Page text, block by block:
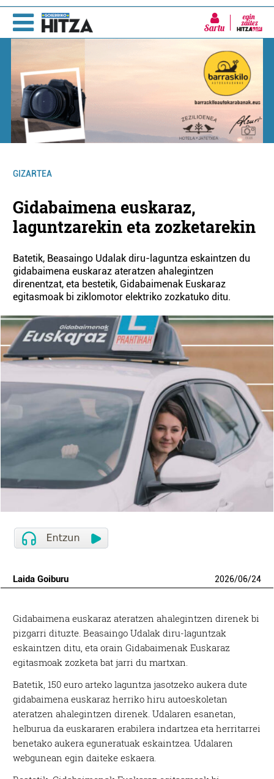
Sartu
GIZARTEA
Gidabaimena euskaraz,
laguntzarekin eta zozketarekin
Batetik, Beasaingo Udalak diru-laguntza eskaintzen du
gidabaimena euskaraz ateratzen ahalegintzen
direnentzat, eta bestetik, Gidabaimenak Euskaraz
egitasmoak bi ziklomotor elektriko zozkatuko ditu.
Laida Goiburu 2026/06/24
Gidabaimena euskaraz ateratzen ahalegintzen direnek bi
pizgarri dituzte. Beasaingo Udalak diru-laguntzak
eskaintzen ditu, eta orain Gidabaimenak Euskaraz
egitasmoak zozketa bat jarri du martxan.
Batetik, 150 euro arteko laguntza jasotzeko aukera dute
gidabaimena euskaraz herriko hiru autoeskoletan
ateratzen ahalegintzen direnek. Udalaren esanetan,
helburua da euskararen erabilera indartzea eta herritarrei
benetako aukera eguneratuak eskaintzea. Udalaren
webgunean egin daiteke eskaera.